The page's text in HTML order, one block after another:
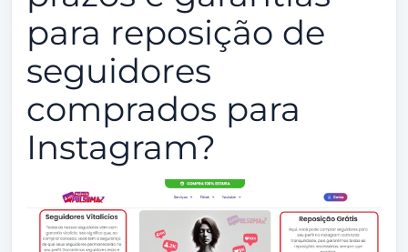
para reposição de
seguidores
comprados para
Instagram?